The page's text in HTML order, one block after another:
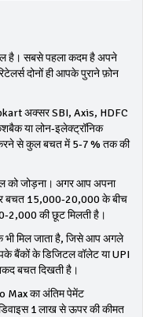
है। सबसे पहला कदम है अपने
दोनों ही आपके पुराने फ़ोन
अक्सर SBI, Axis, HDFC
या लोन‑इलेक्ट्रॉनिक
से कुल बचत में 5‑7 % तक की
को जोड़ना। अगर आप अपना
बचत ₹15,000‑₹20,000 के बीच
की छूट मिलती है।
मिल जाता है, जिसे आप अगले
बैंकों के डिजिटल वॉलेट या UPI
बचत दिखती है।
Max का अंतिम पेमेंट
1 लाख से ऊपर की कीमत